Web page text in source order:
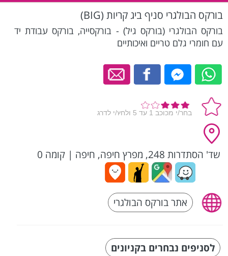
בורקס הבולגרי סניף ביג קריות (BIG)
בורקס הבולגרי (בורקס גיל) - בורקסייה, בורקס עבודת יד
עם חומרי גלם טריים ואיכותיים
שד' הסתדרות 248, מפרץ חיפה, חיפה | קומה 0
אתר בורקס הבולגרי
לסניפים נבחרים בקניונים